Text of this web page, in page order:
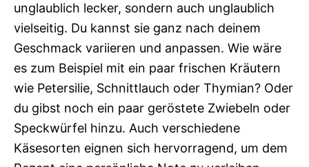
unglaublich lecker, sondern auch unglaublich
vielseitig. Du kannst sie ganz nach deinem
Geschmack variieren und anpassen. Wie wäre
es zum Beispiel mit ein paar frischen Kräutern
wie Petersilie, Schnittlauch oder Thymian? Oder
du gibst noch ein paar geröstete Zwiebeln oder
Speckwürfel hinzu. Auch verschiedene
Käsesorten eignen sich hervorragend, um dem